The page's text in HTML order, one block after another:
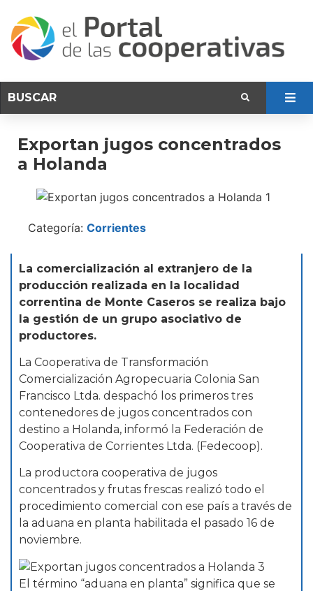
Exportan jugos concentrados
a Holanda
Categoría: Corrientes
La comercialización al extranjero de la
producción realizada en la localidad
correntina de Monte Caseros se realiza bajo
la gestión de un grupo asociativo de
productores.
La Cooperativa de Transformación
Comercialización Agropecuaria Colonia San
Francisco Ltda. despachó los primeros tres
contenedores de jugos concentrados con
destino a Holanda, informó la Federación de
Cooperativa de Corrientes Ltda. (Fedecoop).
La productora cooperativa de jugos
concentrados y frutas frescas realizó todo el
procedimiento comercial con ese país a través de
la aduana en planta habilitada el pasado 16 de
noviembre.
El término “aduana en planta” significa que se